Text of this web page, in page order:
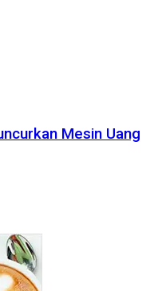
Mesin Uang